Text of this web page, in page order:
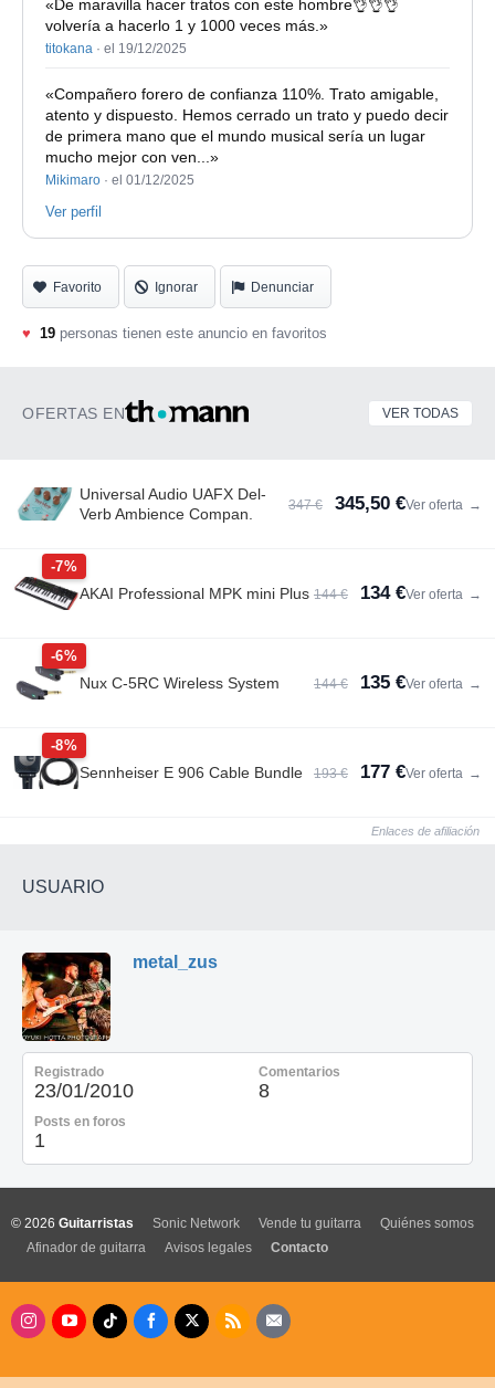
«De maravilla hacer tratos con este hombre👌👌👌
volvería a hacerlo 1 y 1000 veces más.»
titokana · el 19/12/2025
«Compañero forero de confianza 110%. Trato amigable,
atento y dispuesto. Hemos cerrado un trato y puedo decir
de primera mano que el mundo musical sería un lugar
mucho mejor con ven...»
Mikimaro · el 01/12/2025
Ver perfil
Favorito Ignorar Denunciar
♥ 19 personas tienen este anuncio en favoritos
OFERTAS EN VER TODAS
Universal Audio UAFX Del-
Verb Ambience Compan.
347 € 345,50 €Ver oferta →
-7%
AKAI Professional MPK mini Plus 144 € 134 €Ver oferta →
-6%
Nux C-5RC Wireless System 144 € 135 €Ver oferta →
-8%
Sennheiser E 906 Cable Bundle 193 € 177 €Ver oferta →
Enlaces de afiliación
USUARIO
metal_zus
Registrado
23/01/2010
Comentarios
8
Posts en foros
1
© 2026 Guitarristas Sonic Network Vende tu guitarra
Quiénes somos
Afinador de guitarra
Avisos legales Contacto